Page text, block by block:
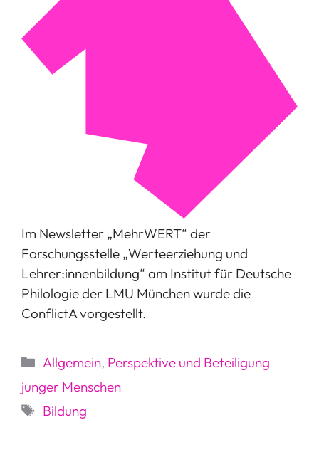
Im Newsletter „MehrWERT“ der
Forschungsstelle „Werteerziehung und
Lehrer:innenbildung“ am Institut für Deutsche
Philologie der LMU München wurde die
ConflictA vorgestellt.
Kategorien
Allgemein, Perspektive und Beteiligung
junger Menschen
Schlagwörter
Bildung